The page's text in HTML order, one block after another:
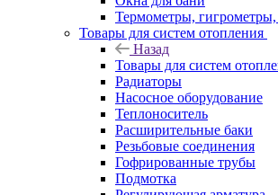
Термометры,
Товары для систем отопления
Назад
Товары для систем
Радиаторы
Насосное оборудование
Теплоноситель
Расширительные баки
Резьбовые соединения
Гофрированные трубы
Подмотка